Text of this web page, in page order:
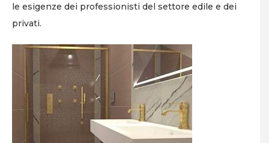
le esigenze dei professionisti del settore edile e dei
privati.